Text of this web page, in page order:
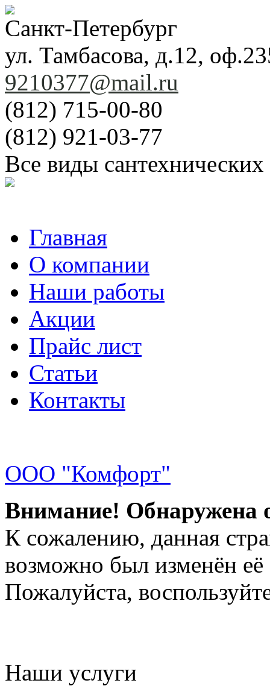
Санкт-Петербург
ул. Тамбасова, д.12,
9210377@mail.ru
(812) 715-00-80
(812) 921-03-77
Все виды
Главная
О компании
Наши работы
Акции
Прайс лист
Статьи
Контакты
ООО "Комфорт"
Внимание! Обнаружена
К сожалению, данная
возможно был изменён её
Пожалуйста,
Наши услуги